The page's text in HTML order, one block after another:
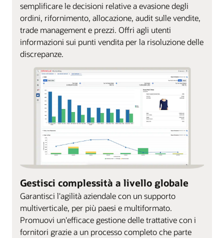
semplificare le decisioni relative a evasione degli
ordini, rifornimento, allocazione, audit sulle vendite,
trade management e prezzi. Offri agli utenti
informazioni sui punti vendita per la risoluzione delle
discrepanze.
Gestisci complessità a livello globale
Garantisci l'agilità aziendale con un supporto
multiverticale, per più paesi e multiformato.
Promuovi un'efficace gestione delle trattative con i
fornitori grazie a un processo completo che parte